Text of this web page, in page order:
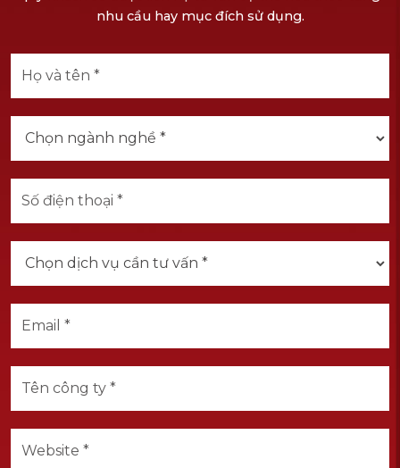
nhu cầu hay mục đích sử dụng.